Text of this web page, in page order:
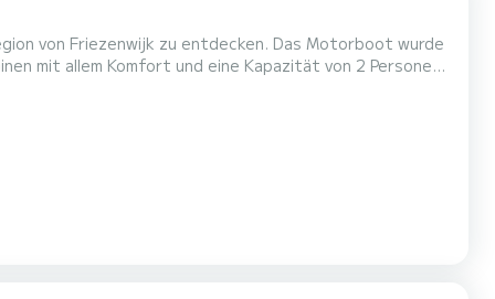
von Friezenwijk zu entdecken. Das Motorboot wurde
einen einzigartigen Urlaub auf dem Wasser in der